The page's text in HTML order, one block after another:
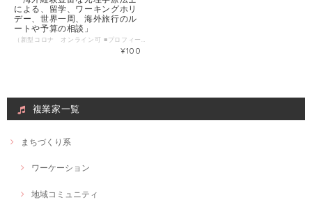
による、留学、ワーキングホリ
デー、世界一周、海外旅行のル
ートや予算の相談」
（新型コロナ オンライン可 ■プロフィール はじめまして。元理学療法士の山田 彩加（やまだ あやか）と申します。 学生時代、海外に興味を持ち、セブ島に語学留学しました。その後、フィリピンが大好きになり、2017年から約2年間セブ島で生活していました。 現在は、フィリピンで、まだ日本人に知られていない未開拓の秘境のツアーを企画したり、世界中に住む知人と連絡を取りながら、人と人を繋ぐことが大好きです。 「じぶんはけん」では、１歩踏み出してみたいけど、なかなか行動に移せない方の相談に乗り、広い世界に飛び立つためのお手伝いをできればと思っています。 ■わたしの複業 ・フィリピンでスタディツアー（文化体験）企画、開催。 ・日本人が知らない、フィリピンの秘境を冒険、開拓。 ・世界中ほとんどの国々にいる友人を紹介し合い、世界中の人と人を繋ぐ。 ■時間内に提供できること ・海外（世界中どこでも！）へ行くときの心構え、知人を紹介したり、オススメの場所の紹介。 ・留学や海外旅行、世界一周旅行の予算やルートの相談。 ・ワーキングホリデーの相談 ・一緒にフィリピンの秘境を冒険・開拓することも可能です！ ■ こんな人におすすめ ・海外留学をしてみたいがどうすれば良いのかわからない。 ・世界一周旅行のルートや予算で悩んでいる。 ・ワーキングホリデーを検討している。 ・外国の知人が欲しい。 ・将来に悩んでいて、海外経験をしてみたい人 ・一歩違う世界に踏み出したい人 ・視野を広げたい人 ・他国の文化を知りたい人 ■ 当日の流れとスケジュール オンライン会議ツール（ZOOMやスカイプ）を使って１時間〜相談に乗ります。 ■ 調整可能な曜日・時間帯 要相談 ■1回のサービス提供時間 1 時間 ■サービス提供エリア 全国
¥100
複業家一覧
まちづくり系
ワーケーション
地域コミュニティ